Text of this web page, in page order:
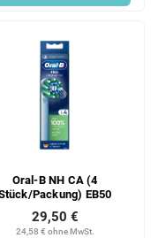
Oral-B NH CA (4
Packung) EB50
24,58 € ohne MwSt.
29,50 €